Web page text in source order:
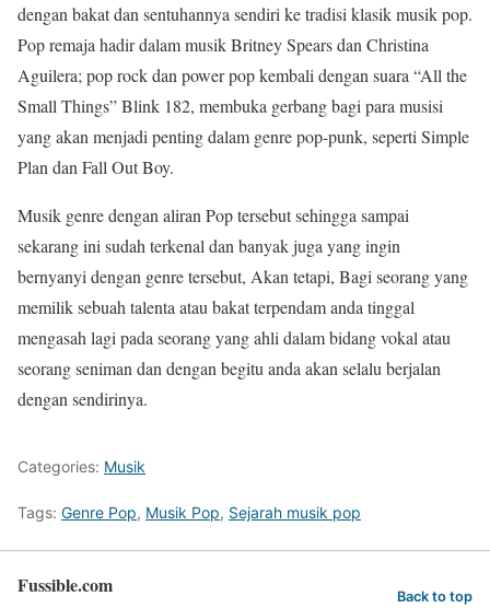
dengan bakat dan sentuhannya sendiri ke tradisi klasik musik pop.
Pop remaja hadir dalam musik Britney Spears dan Christina
Aguilera; pop rock dan power pop kembali dengan suara “All the
Small Things” Blink 182, membuka gerbang bagi para musisi
yang akan menjadi penting dalam genre pop-punk, seperti Simple
Plan dan Fall Out Boy.
Musik genre dengan aliran Pop tersebut sehingga sampai
sekarang ini sudah terkenal dan banyak juga yang ingin
bernyanyi dengan genre tersebut, Akan tetapi, Bagi seorang yang
memilik sebuah talenta atau bakat terpendam anda tinggal
mengasah lagi pada seorang yang ahli dalam bidang vokal atau
seorang seniman dan dengan begitu anda akan selalu berjalan
dengan sendirinya.
Categories: Musik
Tags: Genre Pop, Musik Pop, Sejarah musik pop
Fussible.com Back to top